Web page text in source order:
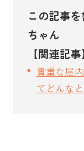
この記事
ちゃん
【関連記事】
貴重な屋
てどんな